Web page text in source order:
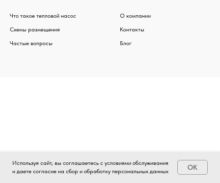
Используя сайт, вы соглашаетесь с условиями обслуживания
и даете согласие на сбор и обработку персональных данных
OK
Что такое тепловой насос
Схемы размещения
Частые вопросы
О компании
Контакты
Блог